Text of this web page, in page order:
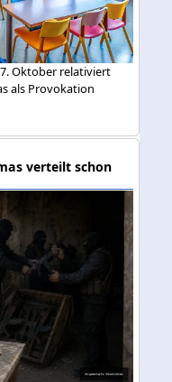
Oktober relativiert
als Provokation
verteilt schon